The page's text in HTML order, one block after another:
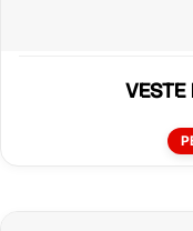
VESTE